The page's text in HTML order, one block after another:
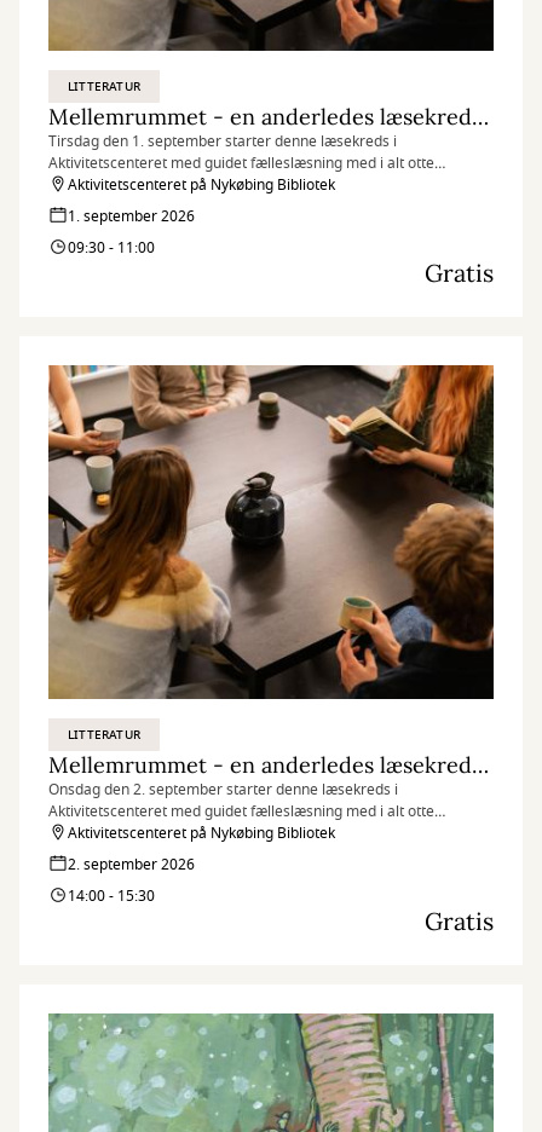
LITTERATUR
Mellemrummet - en anderledes læsekreds (tirsdagshold)
Tirsdag den 1. september starter denne læsekreds i
Aktivitetscenteret med guidet fælleslæsning med i alt otte
mødegange. Se datoer og information herunder.
Aktivitetscenteret på Nykøbing Bibliotek
1. september 2026
09:30 - 11:00
Gratis
LITTERATUR
Mellemrummet - en anderledes læsekreds (onsdagshold)
Onsdag den 2. september starter denne læsekreds i
Aktivitetscenteret med guidet fælleslæsning med i alt otte
mødegange. Se datoer og information herunder.
Aktivitetscenteret på Nykøbing Bibliotek
2. september 2026
14:00 - 15:30
Gratis